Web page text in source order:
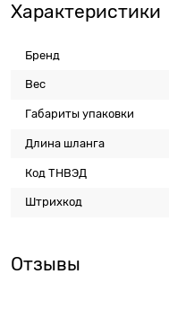
Характеристики
Бренд
Вес
Габариты упаковки
Длина шланга
Код ТНВЭД
Штрихкод
Отзывы